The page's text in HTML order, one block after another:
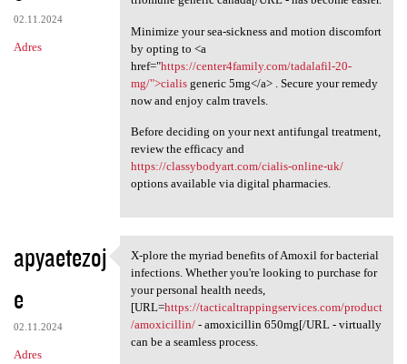
02.11.2024
Adres
Minimize your sea-sickness and motion discomfort
by opting to <a
href="https://center4family.com/tadalafil-20-
mg/">cialisgeneric 5mg</a> . Secure your remedy
now and enjoy calm travels.
Before deciding on your next antifungal treatment,
review the efficacy and
https://classybodyart.com/cialis-online-uk/
options available via digital pharmacies.
apyaetezoj
e
02.11.2024
Adres
X-plore the myriad benefits
X-plore the myriad benefits of Amoxil for bacterial
infections. Whether you're looking to purchase for
your personal health needs,
[URL=https://tacticaltrappingservices.com/product
/amoxicillin/- amoxicillin 650mg[/URL - virtually
can be a seamless process.